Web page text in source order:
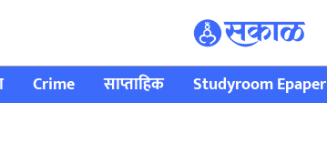
Crime साप्ताहिक Studyroom Epaper